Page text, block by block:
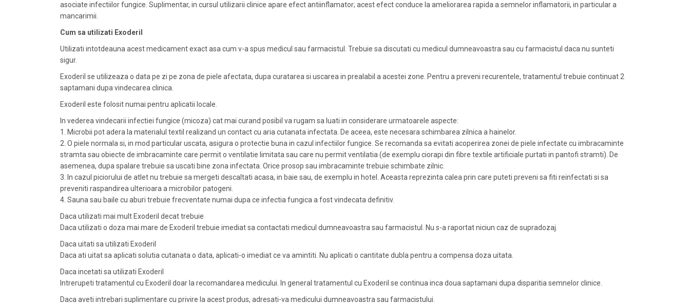
asociate infectiilor fungice. Suplimentar, in cursul utilizarii clinice apare efect antiinflamator; acest efect conduce la ameliorarea rapida a semnelor inflamatorii, in particular a
mancarimii.
Cum sa utilizati Exoderil
Utilizati intotdeauna acest medicament exact asa cum v-a spus medicul sau farmacistul. Trebuie sa discutati cu medicul dumneavoastra sau cu farmacistul daca nu sunteti
sigur.
Exoderil se utilizeaza o data pe zi pe zona de piele afectata, dupa curatarea si uscarea in prealabil a acestei zone. Pentru a preveni recurentele, tratamentul trebuie continuat 2
saptamani dupa vindecarea clinica.
Exoderil este folosit numai pentru aplicatii locale.
In vederea vindecarii infectiei fungice (micoza) cat mai curand posibil va rugam sa luati in considerare urmatoarele aspecte:
1. Microbii pot adera la materialul textil realizand un contact cu aria cutanata infectata. De aceea, este necesara schimbarea zilnica a hainelor.
2. O piele normala si, in mod particular uscata, asigura o protectie buna in cazul infectiilor fungice. Se recomanda sa evitati acoperirea zonei de piele infectate cu imbracaminte
stramta sau obiecte de imbracaminte care permit o ventilatie limitata sau care nu permit ventilatia (de exemplu ciorapi din fibre textile artificiale purtati in pantofi stramti). De
asemenea, dupa spalare trebuie sa uscati bine zona infectata. Orice prosop sau imbracaminte trebuie schimbate zilnic.
3. In cazul piciorului de atlet nu trebuie sa mergeti descaltati acasa, in baie sau, de exemplu in hotel. Aceasta reprezinta calea prin care puteti preveni sa fiti reinfectati si sa
preveniti raspandirea ulterioara a microbilor patogeni.
4. Sauna sau baile cu aburi trebuie frecventate numai dupa ce infectia fungica a fost vindecata definitiv.
Daca utilizati mai mult Exoderil decat trebuie
Daca utilizati o doza mai mare de Exoderil trebuie imediat sa contactati medicul dumneavoastra sau farmacistul. Nu s-a raportat niciun caz de supradozaj.
Daca uitati sa utilizati Exoderil
Daca ati uitat sa aplicati solutia cutanata o data, aplicati-o imediat ce va amintiti. Nu aplicati o cantitate dubla pentru a compensa doza uitata.
Daca incetati sa utilizati Exoderil
Intrerupeti tratamentul cu Exoderil doar la recomandarea medicului. In general tratamentul cu Exoderil se continua inca doua saptamani dupa disparitia semnelor clinice.
Daca aveti intrebari suplimentare cu privire la acest produs, adresati-va medicului dumneavoastra sau farmacistului.